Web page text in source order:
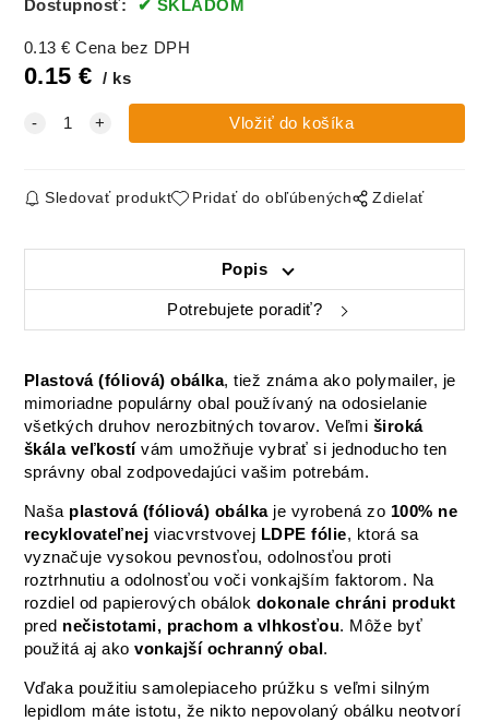
Dostupnosť: SKLADOM
0.13 €Cena bez DPH
0.15 € ks
Sledovať produkt Pridať do obľúbených Zdielať
Popis
Potrebujete poradiť?
Plastová (fóliová) obálka, tiež známa ako polymailer, je
mimoriadne populárny obal používaný na odosielanie
všetkých druhov nerozbitných tovarov. Veľmi široká
škála veľkostívám umožňuje vybrať si jednoducho ten
správny obal zodpovedajúci vašim potrebám.
Naša plastová (fóliová) obálka je vyrobená zo 100% ne
recyklovateľnej viacvrstvovej LDPE fólie, ktorá sa
vyznačuje vysokou pevnosťou, odolnosťou proti
roztrhnutiu a odolnosťou voči vonkajším faktorom. Na
rozdiel od papierových obálok dokonale chráni produkt
pred nečistotami, prachom a vlhkosťou. Môže byť
použitá aj akovonkajší ochranný obal.
Vďaka použitiu samolepiaceho prúžku s veľmi silným
lepidlom máte istotu, že nikto nepovolaný obálku neotvorí